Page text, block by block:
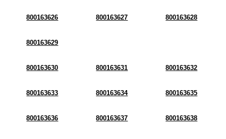
800163626 800163627 800163628
800163629
800163630 800163631 800163632
800163633 800163634 800163635
800163636 800163637 800163638